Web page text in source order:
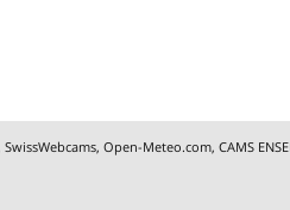
,SwissWebcams,Open-Meteo.com,CAMS